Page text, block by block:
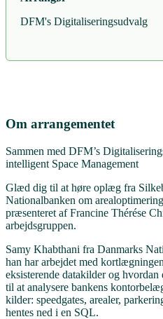
Om arrangementet
Sammen med DFM’s
intelligent Space Management
Glæd dig til at høre oplæg fra
Nationalbanken om
præsenteret af Francine Thérése
arbejdsgruppen.
Samy Khabthani fra Danmarks
han har arbejdet med
eksisterende datakilder og
til at analysere bankens
kilder: speedgates, arealer,
hentes ned i en SQL.
DFM's Digitaliseringsudvalg